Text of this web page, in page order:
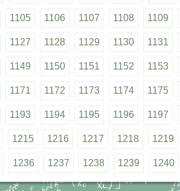
1105 1106 1107 1108 1109
1127 1128 1129 1130 1131
1149 1150 1151 1152 1153
1171 1172 1173 1174 1175
1193 1194 1195 1196 1197
1215 1216 1217 1218 1219
1236 1237 1238 1239 1240